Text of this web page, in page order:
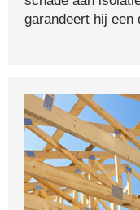
garandeert hij een